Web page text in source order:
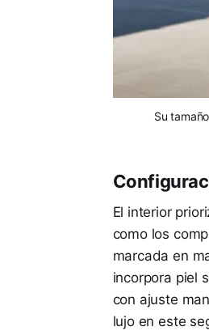
Su
El interior
como los
marcada en
incorpora piel
con ajuste
lujo en este